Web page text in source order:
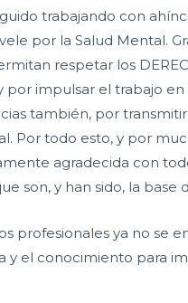
trabajando con
por la Salud Mental.
respetar los
por impulsar el trabajo en
también, por
Por todo esto, y por
agradecida con
son, y han sido, la
profesionales ya no se
y el conocimiento para